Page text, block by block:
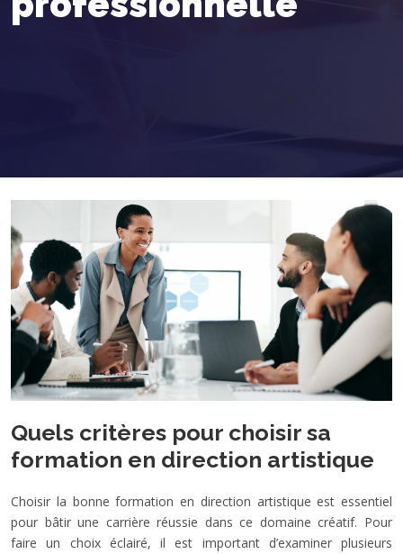
Quels critères pour choisir sa
formation en direction artistique
Choisir la bonne formation en direction artistique est essentiel
pour bâtir une carrière réussie dans ce domaine créatif. Pour
faire un choix éclairé, il est important d’examiner plusieurs